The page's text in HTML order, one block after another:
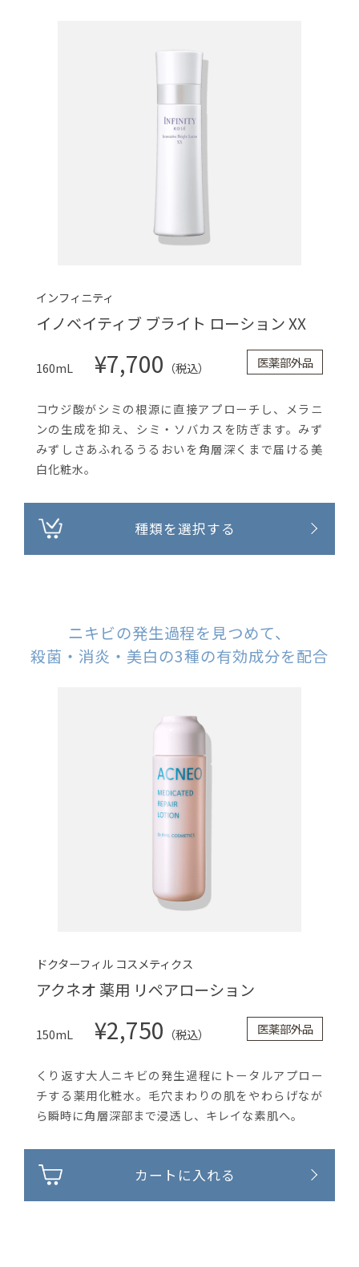
インフィニティ
イノベイティブ ブライト ローション XX
160mL ¥7,700 （税込） 医薬部外品
コウジ酸がシミの根源に直接アプローチし、メラニ
ンの生成を抑え、シミ・ソバカスを防ぎます。みず
みずしさあふれるうるおいを角層深くまで届ける美
白化粧水。
種類を選択する
ニキビの発生過程を見つめて、
殺菌・消炎・美白の3種の有効成分を配合
ドクターフィル コスメティクス
アクネオ 薬用 リペアローション
150mL ¥2,750 （税込） 医薬部外品
くり返す大人ニキビの発生過程にトータルアプロー
チする薬用化粧水。毛穴まわりの肌をやわらげなが
ら瞬時に角層深部まで浸透し、キレイな素肌へ。
カートに入れる